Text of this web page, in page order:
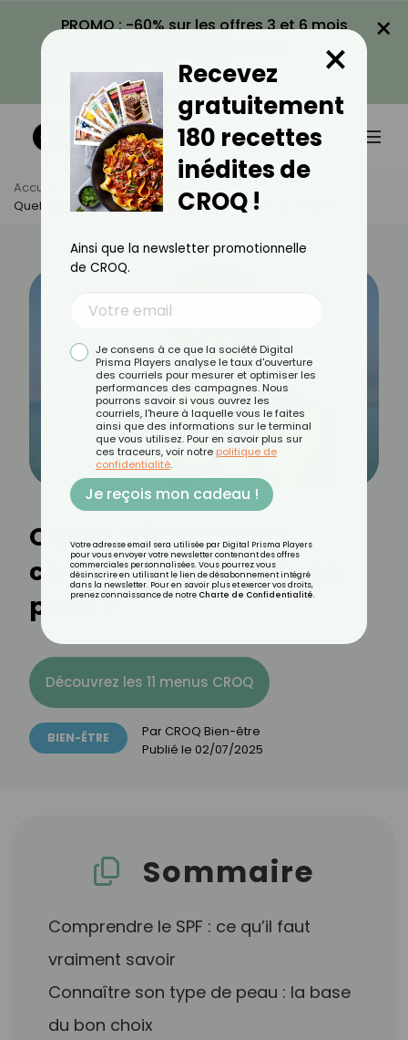
PROMO : -60% sur les offres 3 et 6 mois
VOIR LA PROMO
×
Accueil Actus
Bien-Être
Quelle Crème Solaire Choisir En Fonction De Sa Peau ?
Quelle crème solaire
choisir en fonction de sa
peau ?
Découvrez les 11 menus CROQ
BIEN-ÊTRE Par CROQ Bien-être
Publié le 02/07/2025
Sommaire
Comprendre le SPF : ce qu’il faut
vraiment savoir
Connaître son type de peau : la base
du bon choix
Recevez
gratuitement
180 recettes
inédites de
CROQ !
×
Ainsi que la newsletter promotionnelle
de CROQ.
Je consens à ce que la société Digital
Prisma Players analyse le taux d'ouverture
des courriels pour mesurer et optimiser les
performances des campagnes. Nous
pourrons savoir si vous ouvrez les
courriels, l'heure à laquelle vous le faites
ainsi que des informations sur le terminal
que vous utilisez. Pour en savoir plus sur
ces traceurs, voir notre politique de
confidentialité.
Je reçois mon cadeau !
Votre adresse email sera utilisée par Digital Prisma Players
pour vous envoyer votre newsletter contenant des offres
commerciales personnalisées. Vous pourrez vous
désinscrire en utilisant le lien de désabonnement intégré
dans la newsletter. Pour en savoir plus et exercer vos droits,
prenez connaissance de notre Charte de Confidentialité.